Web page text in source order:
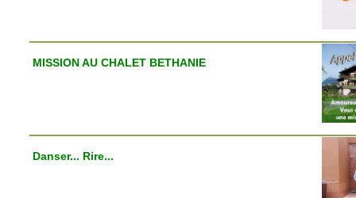
MISSION AU CHALET BETHANIE
Danser... Rire...